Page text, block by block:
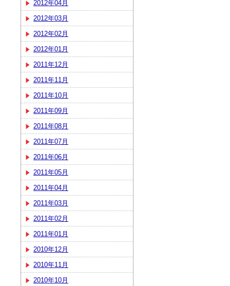
2012年04月
2012年03月
2012年02月
2012年01月
2011年12月
2011年11月
2011年10月
2011年09月
2011年08月
2011年07月
2011年06月
2011年05月
2011年04月
2011年03月
2011年02月
2011年01月
2010年12月
2010年11月
2010年10月